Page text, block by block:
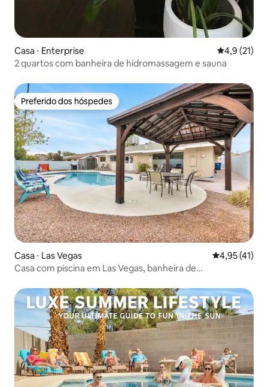
Casa ⋅ Enterprise 4,9 de uma
4,9 (21)
2 quartos com banheira de hidromassagem e sauna
Preferido dos hóspedes
Preferido dos hóspedes
Casa ⋅ Las Vegas 4,95 de uma
4,95 (41)
Casa com piscina em Las Vegas, banheira de